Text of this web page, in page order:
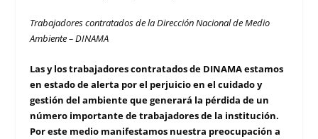
Trabajadores contratados de la Dirección Nacional de Medio
Ambiente – DINAMA
Las y los trabajadores contratados de DINAMA estamos
en estado de alerta por el perjuicio en el cuidado y
gestión del ambiente que generará la pérdida de un
número importante de trabajadores de la institución.
Por este medio manifestamos nuestra preocupación a